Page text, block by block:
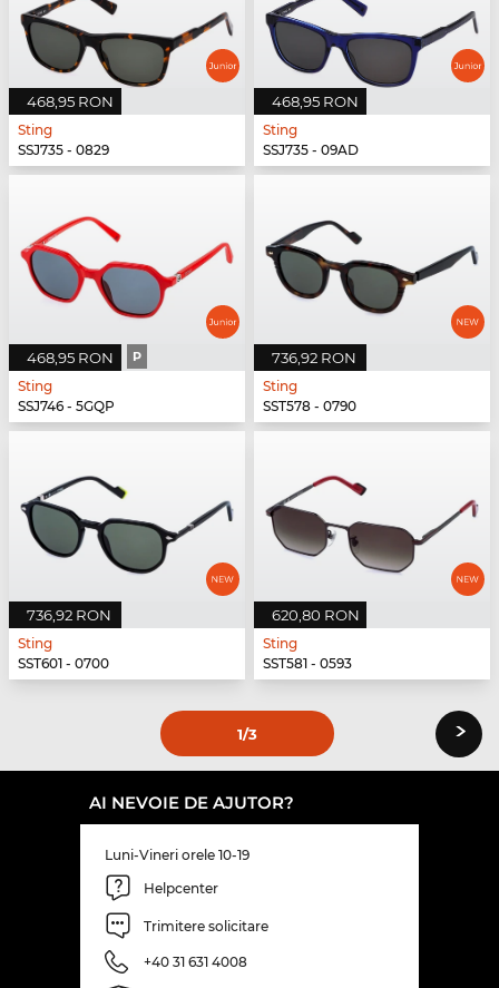
468,95 RON
Sting
SSJ735 - 0829
468,95 RON
Sting
SSJ735 - 09AD
468,95 RON P
Sting
SSJ746 - 5GQP
736,92 RON
Sting
SST578 - 0790
736,92 RON
Sting
SST601 - 0700
620,80 RON
Sting
SST581 - 0593
1/3 ›
AI NEVOIE DE AJUTOR?
Luni-Vineri orele 10-19
Helpcenter
Trimitere solicitare
+40 31 631 4008